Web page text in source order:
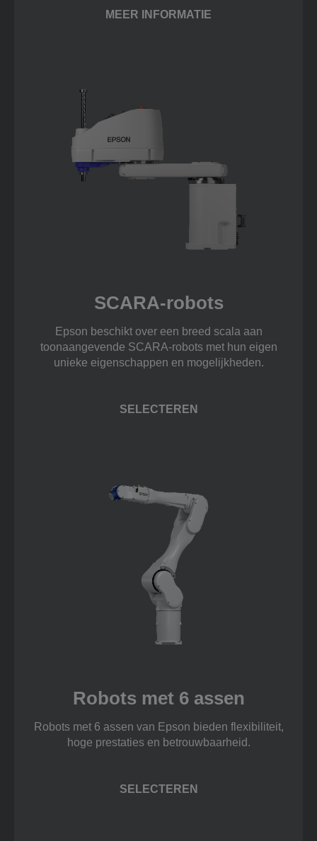
MEER INFORMATIE
SCARA-robots
Epson beschikt over een breed scala aan
toonaangevende SCARA-robots met hun eigen
unieke eigenschappen en mogelijkheden.
SELECTEREN
Robots met 6 assen
Robots met 6 assen van Epson bieden flexibiliteit,
hoge prestaties en betrouwbaarheid.
SELECTEREN